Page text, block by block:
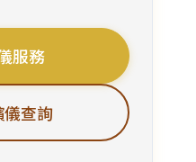
服務
儀查詢